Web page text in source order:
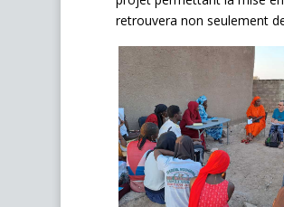
retrouvera non seulement